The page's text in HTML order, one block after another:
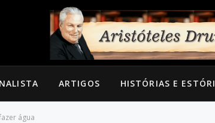
ARTIGOS HISTÓRIAS E
água